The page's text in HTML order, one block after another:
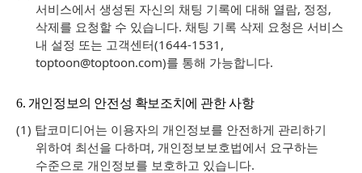
서비스에서 생성된 자신의 채팅 기록에 대해 열람, 정정,
삭제를 요청할 수 있습니다. 채팅 기록 삭제 요청은 서비스
내 설정 또는 고객센터(1644-1531,
toptoon@toptoon.com)를 통해 가능합니다.
6. 개인정보의 안전성 확보조치에 관한 사항
(1) 탑코미디어는 이용자의 개인정보를 안전하게 관리하기
위하여 최선을 다하며, 개인정보보호법에서 요구하는
수준으로 개인정보를 보호하고 있습니다.